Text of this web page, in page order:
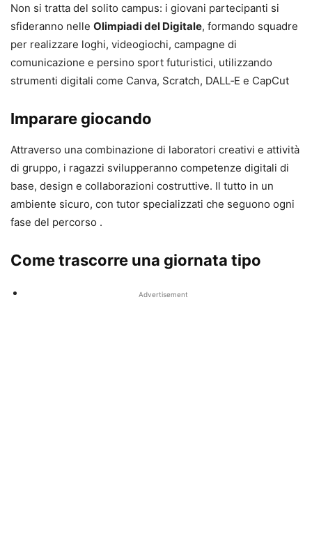
Non si tratta del solito campus: i giovani partecipanti si
sfideranno nelle Olimpiadi del Digitale, formando squadre
per realizzare loghi, videogiochi, campagne di
comunicazione e persino sport futuristici, utilizzando
strumenti digitali come Canva, Scratch, DALL‑E e CapCut
Imparare giocando
Attraverso una combinazione di laboratori creativi e attività
di gruppo, i ragazzi svilupperanno competenze digitali di
base, design e collaborazioni costruttive. Il tutto in un
ambiente sicuro, con tutor specializzati che seguono ogni
fase del percorso .
Come trascorre una giornata tipo
Advertisement